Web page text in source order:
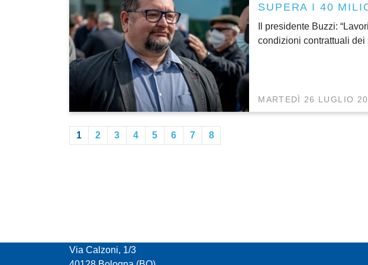
SUPERA I 40
Il presidente Buzzi:
condizioni contrattuali dei
MARTEDÌ 26 LUGLIO
1 2 3 4 5 6 7 8
Via Calzoni, 1/3